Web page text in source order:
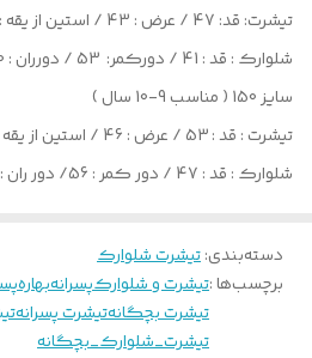
تیشرت: قد: 47 / عرض : 43 / استین از یقه : 30
شلوارک : قد : 41 / دورکمر: 53 / دورران : 50
سایز 150 ( مناسب 9-10 سال )
تیشرت : قد : 53 / عرض : 46 / استین از یقه : 32
شلوارک : قد : 47 / دور کمر : 56/ دور ران : 58
دسته‌بندی:تیشرت شلوارک
برچسب‌ها :تیشرت و شلوارکپسرانهبهاره
تیشرت بچگانهتیشرت پسرانه
تیشرت_شلوارک_بچگانه